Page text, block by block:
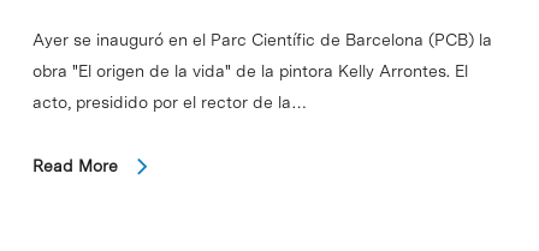
Ayer se inauguró en el Parc Científic de Barcelona (PCB) la
obra "El origen de la vida" de la pintora Kelly Arrontes. El
acto, presidido por el rector de la…
Read More